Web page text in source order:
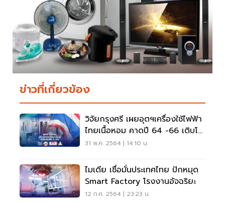
ข่าวที่เกี่ยวข้อง
วิจัยกรุงศรี เผยอุตฯเครื่องใช้ไฟฟ้า
ไทยเนื้อหอม คาดปี 64 -66 เติบโต
2-4 %
31 พ.ค. 2564 | 14:10 น.
ไมเดีย เชื่อมั่นประเทศไทย ปักหมุด
Smart Factory โรงงานอัจฉริยะ
12 ก.ค. 2564 | 23:23 น.